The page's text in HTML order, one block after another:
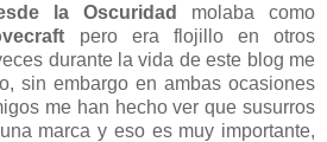
la Oscuridad
molaba como
pero era flojillo en otros
durante la vida de este blog me
sin embargo en ambas ocasiones
me han hecho ver que susurros
marca y eso es muy importante,